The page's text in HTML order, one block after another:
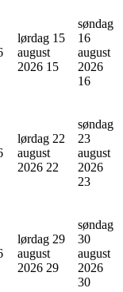
lørdag 15
august
2026 15
søndag
16
august
2026
16
lørdag 22
august
2026 22
søndag
23
august
2026
23
lørdag 29
august
2026 29
søndag
30
august
2026
30